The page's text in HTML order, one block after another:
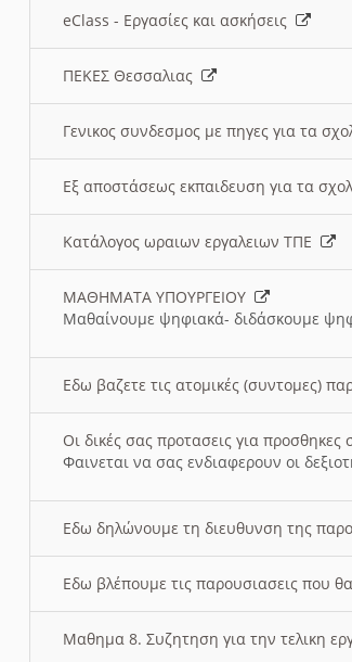
eClass - Εργασίες και ασκήσεις
ΠΕΚΕΣ Θεσσαλιας
Γενικος συνδεσμος με πηγες για τα
Εξ αποστάσεως εκπαιδευση για τα
Κατάλογος ωραιων εργαλειων ΤΠΕ
ΜΑΘΗΜΑΤΑ ΥΠΟΥΡΓΕΙΟΥ
Μαθαίνουμε ψηφιακά- διδάσκουμε
Εδω βαζετε τις ατομικές (συντομες)
Οι δικές σας προτασεις για
Φαινεται να σας ενδιαφερουν οι
Εδω δηλώνουμε τη διευθυνση της
Εδω βλέπουμε τις παρουσιασεις που
Μαθημα 8. Συζητηση για την τελικη